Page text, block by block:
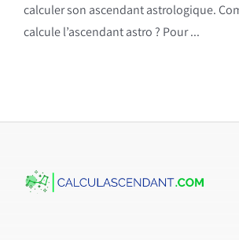
calculer son ascendant astrologique.
calcule l’ascendant astro ? Pour ...